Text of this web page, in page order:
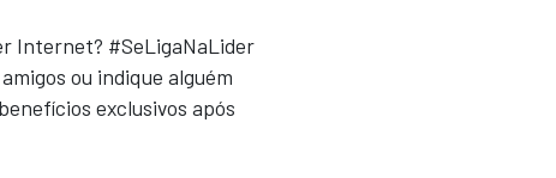
Internet? #SeLigaNaLider
ou indique alguém
exclusivos após